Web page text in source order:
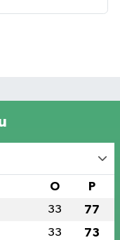
O P
33 77
33 73